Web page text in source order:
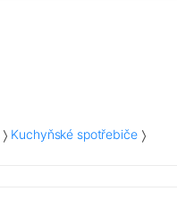
Kuchyňské spotřebiče